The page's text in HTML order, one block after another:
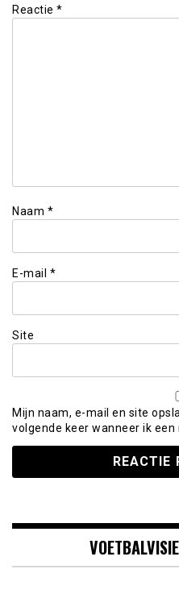
Reactie *
Naam *
E-mail *
Site
Mijn naam, e-mail en site
volgende keer wanneer ik